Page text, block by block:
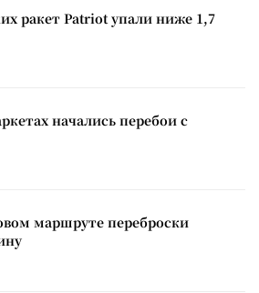
ракет Patriot упали ниже 1,7
начались перебои с
маршруте переброски